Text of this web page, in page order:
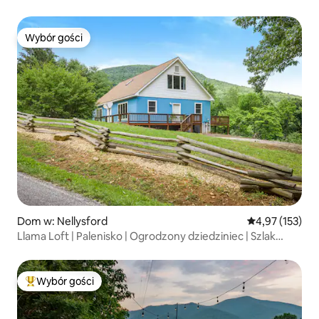
Wybór gości
Wybór gości
Dom w: Nellysford Średnia
4,97 (153)
Llama Loft | Palenisko | Ogrodzony dziedziniec | Szlak
Najpopularniejsze z kategorii Wybór gości
Wybór gości